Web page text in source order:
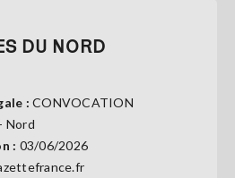
DU NORD
: CONVOCATION
Nord
: 03/06/2026